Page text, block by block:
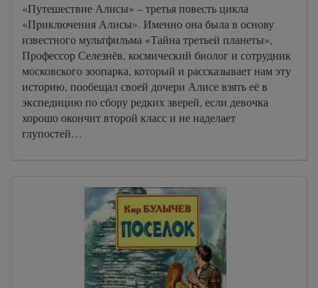
«Путешествие Алисы» – третья повесть цикла
«Приключения Алисы». Именно она была в основу
известного мультфильма «Тайна третьей планеты»,
Профессор Селезнёв, космический биолог и сотрудник
московского зоопарка, который и рассказывает нам эту
историю, пообещал своей дочери Алисе взять её в
экспедицию по сбору редких зверей, если девочка
хорошо окончит второй класс и не наделает
глупостей…